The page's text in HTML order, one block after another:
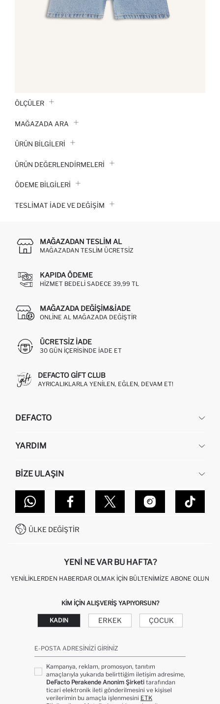
ÖLÇÜLER
MAĞAZADA ARA
ÜRÜN BILGILERI
ÜRÜN DEĞERLENDİRMELERİ
ÖDEME BİLGİLERİ
TESLIMAT İADE VE DEĞIŞIM
MAĞAZADAN TESLIM AL
MAĞAZADAN TESLIM ÜCRETSIZ
KAPIDA ÖDEME
HIZMET BEDELI SADECE 39,99 TL
MAĞAZADA DEĞIŞIM&İADE
ONLINE AL MAĞAZADA DEĞIŞTIR
ÜCRETSIZ IADE
30 GÜN IÇERISINDE IADE ET
DEFACTO GIFT CLUB
AYRICALIKLARLA YENILEN, EĞLEN, DEVAM ET!
DEFACTO
HAKKIMIZDA
KURUMSAL SATIŞ
DEFACTO TEKNOLOJI
SITEMAP
YARDIM
SIPARIŞIMI NASIL TAKIP EDERIM?
NASIL İADE EDERIM?
GIFT CLUB SIKÇA SORULAN SORULAR
İŞLEM REHBERI
KAMPANYALAR
BIZE ULAŞIN
MAĞAZALARIMIZ
İLETIŞIM FORMU
0850 333 22 86
ÜLKE DEĞIŞTIR
YENI NE VAR BU HAFTA?
YENILIKLERDEN HABERDAR OLMAK İÇIN BÜLTENIMIZE ABONE OLUN
KIM IÇIN ALIŞVERIŞ YAPIYORSUN?
KADIN ERKEK ÇOCUK
E-POSTA ADRESINIZI GIRINIZ
Kampanya, reklam, promosyon, tanıtım
amaçlarıyla yukarıda belirttiğim iletişim adresime,
DeFacto Perakende Anonim Şirketi tarafından
ticari elektronik ileti gönderilmesini ve kişisel
verilerimin bu amaçla işlenmesini ETK